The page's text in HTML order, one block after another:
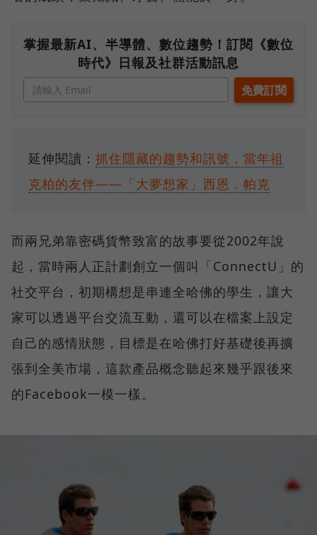
掌握最新AI、半導體、數位趨勢！訂閱《數位
時代》日報及社群活動訊息
延伸閱讀： 抓住隱藏的趨勢和訊號，當年祖
克柏的友伴——「大夢想家」西恩．帕克
而兩兄弟靠密碼貨幣致富的故事要從2002年說
起，當時兩人正計劃創立一個叫「ConnectU」的
社交平台，初期構想是串連全哈佛的學生，讓大
家可以透過平台交流互動，還可以在檔案上設定
自己的感情狀態，目標是在哈佛打好基礎後再擴
張到全美市場，這款產品概念聽起來幾乎跟後來
的Facebook一模一樣。